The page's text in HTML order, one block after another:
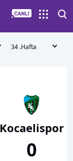
34 .Hafta
Kocaelispor
0